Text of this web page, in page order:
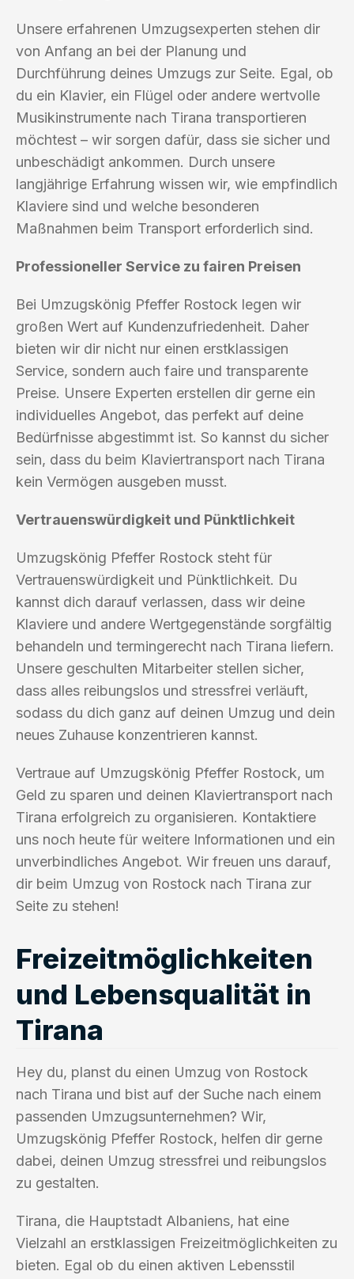
Unsere erfahrenen Umzugsexperten stehen dir
von Anfang an bei der Planung und
Durchführung deines Umzugs zur Seite. Egal, ob
du ein Klavier, ein Flügel oder andere wertvolle
Musikinstrumente nach Tirana transportieren
möchtest – wir sorgen dafür, dass sie sicher und
unbeschädigt ankommen. Durch unsere
langjährige Erfahrung wissen wir, wie empfindlich
Klaviere sind und welche besonderen
Maßnahmen beim Transport erforderlich sind.
Professioneller Service zu fairen Preisen
Bei Umzugskönig Pfeffer Rostock legen wir
großen Wert auf Kundenzufriedenheit. Daher
bieten wir dir nicht nur einen erstklassigen
Service, sondern auch faire und transparente
Preise. Unsere Experten erstellen dir gerne ein
individuelles Angebot, das perfekt auf deine
Bedürfnisse abgestimmt ist. So kannst du sicher
sein, dass du beim Klaviertransport nach Tirana
kein Vermögen ausgeben musst.
Vertrauenswürdigkeit und Pünktlichkeit
Umzugskönig Pfeffer Rostock steht für
Vertrauenswürdigkeit und Pünktlichkeit. Du
kannst dich darauf verlassen, dass wir deine
Klaviere und andere Wertgegenstände sorgfältig
behandeln und termingerecht nach Tirana liefern.
Unsere geschulten Mitarbeiter stellen sicher,
dass alles reibungslos und stressfrei verläuft,
sodass du dich ganz auf deinen Umzug und dein
neues Zuhause konzentrieren kannst.
Vertraue auf Umzugskönig Pfeffer Rostock, um
Geld zu sparen und deinen Klaviertransport nach
Tirana erfolgreich zu organisieren. Kontaktiere
uns noch heute für weitere Informationen und ein
unverbindliches Angebot. Wir freuen uns darauf,
dir beim Umzug von Rostock nach Tirana zur
Seite zu stehen!
Freizeitmöglichkeiten
und Lebensqualität in
Tirana
Hey du, planst du einen Umzug von Rostock
nach Tirana und bist auf der Suche nach einem
passenden Umzugsunternehmen? Wir,
Umzugskönig Pfeffer Rostock, helfen dir gerne
dabei, deinen Umzug stressfrei und reibungslos
zu gestalten.
Tirana, die Hauptstadt Albaniens, hat eine
Vielzahl an erstklassigen Freizeitmöglichkeiten zu
bieten. Egal ob du einen aktiven Lebensstil